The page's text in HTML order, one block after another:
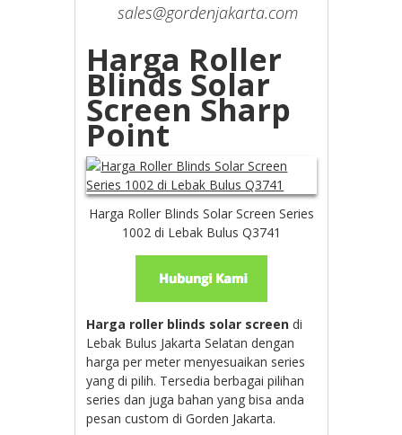
sales@gordenjakarta.com
Harga Roller
Blinds Solar
Screen Sharp
Point
Harga Roller Blinds Solar Screen Series
1002 di Lebak Bulus Q3741
Harga roller blinds solar screen di
Lebak Bulus Jakarta Selatan dengan
harga per meter menyesuaikan series
yang di pilih. Tersedia berbagai pilihan
series dan juga bahan yang bisa anda
pesan custom di Gorden Jakarta.